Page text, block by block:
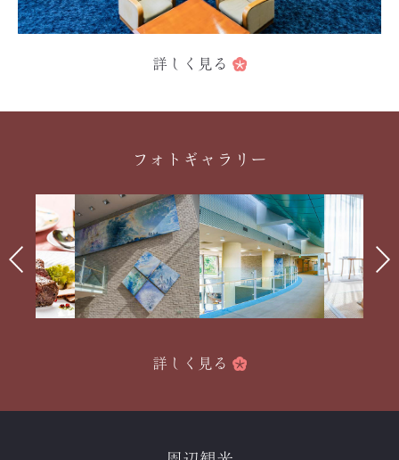
詳しく見る
フォトギャラリー
詳しく見る